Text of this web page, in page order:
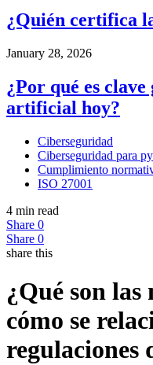
¿Quién certifica
January 28, 2026
¿Por qué es
artificial hoy?
Ciberseguridad
Ciberseguridad para
Cumplimiento
ISO 27001
4 min read
Share 0
Share 0
share this
¿Qué son
cómo se
regulaciones